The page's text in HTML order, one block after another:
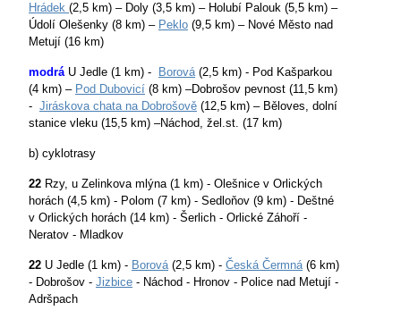
Hrádek (2,5 km) – Doly (3,5 km) – Holubí Palouk (5,5 km) –
Údolí Olešenky (8 km) – Peklo (9,5 km) – Nové Město nad
Metují (16 km)
modráU Jedle (1 km) - Borová(2,5 km) - Pod Kašparkou
(4 km) – Pod Dubovicí (8 km) –Dobrošov pevnost (11,5 km)
- Jiráskova chata na Dobrošově (12,5 km) – Běloves, dolní
stanice vleku (15,5 km) –Náchod, žel.st. (17 km)
b) cyklotrasy
22 Rzy, u Zelinkova mlýna (1 km) - Olešnice v Orlických
horách (4,5 km) - Polom (7 km) - Sedloňov (9 km) - Deštné
v Orlických horách (14 km) - Šerlich - Orlické Záhoří -
Neratov - Mladkov
22 U Jedle (1 km) - Borová(2,5 km) - Česká Čermná(6 km)
- Dobrošov - Jizbice - Náchod - Hronov - Police nad Metují -
Adršpach